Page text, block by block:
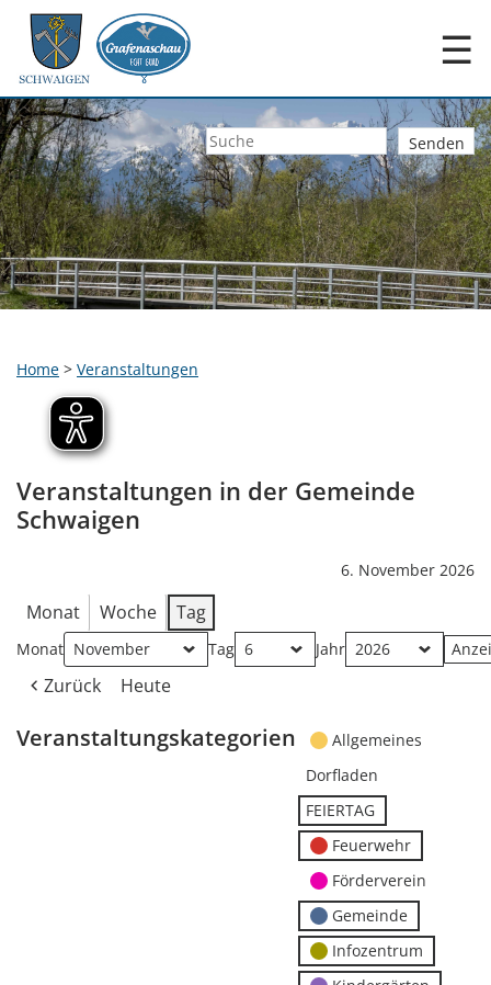
☰
Home > Veranstaltungen
Veranstaltungen in der Gemeinde
Schwaigen
6. November 2026
Monat Woche Tag
Monat Tag Jahr
Zurück Heute
Veranstaltungskategorien
Allgemeines
Dorfladen
FEIERTAG
Feuerwehr
Förderverein
Gemeinde
Infozentrum